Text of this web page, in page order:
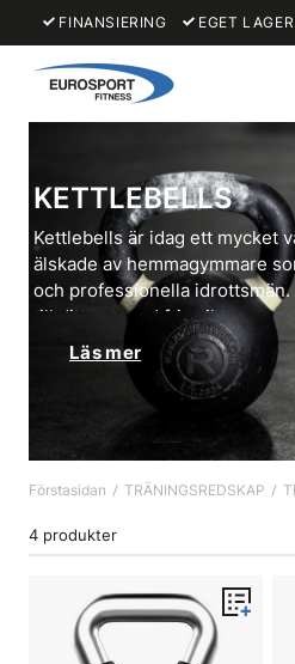
FINANSIERING EGET LAGER
KETTLEBELLS
Kettlebells är idag ett mycket
älskade av hemmagymmare
och professionella
till ditt set med friavikter.
Vi har utbud i olika material
gummi och järn kettlebells.
dig av endast kettlebell för
ingenskivstång
Läs mer
Förstasidan TRÄNINGSREDSKAP
4 produkter